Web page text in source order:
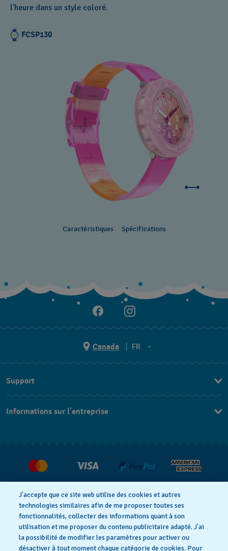
l’heure dans un style coloré.
FCSP130
Caractéristiques Spécifications
Canada
FR
EN
Support
Informations sur l'entreprise
Déclaration de confidentialité
J’accepte que ce site web utilise des cookies et autres
technologies similaires afin de me proposer toutes ses
fonctionnalités, collecter des informations quant à son
utilisation et me proposer du contenu publicitaire adapté. J’ai
la possibilité de modifier les paramètres pour activer ou
désactiver à tout moment chaque catégorie de cookies. Pour